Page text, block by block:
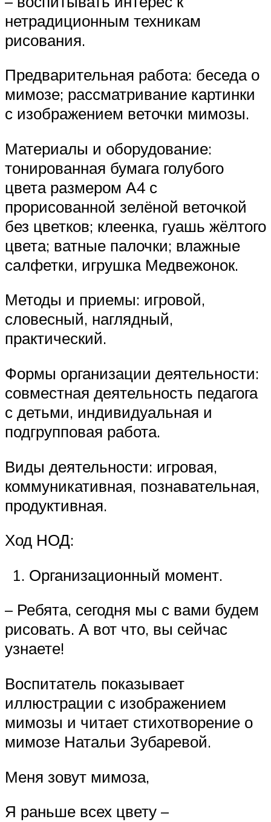
нетрадиционным техникам
рисования.
Предварительная работа: беседа о
мимозе; рассматривание картинки
с изображением веточки мимозы.
Материалы и оборудование:
тонированная бумага голубого
цвета размером А4 с
прорисованной зелёной веточкой
без цветков; клеенка, гуашь жёлтого
цвета; ватные палочки; влажные
салфетки, игрушка Медвежонок.
Методы и приемы: игровой,
словесный, наглядный,
практический.
Формы организации деятельности:
совместная деятельность педагога
с детьми, индивидуальная и
подгрупповая работа.
Виды деятельности: игровая,
коммуникативная, познавательная,
продуктивная.
Ход НОД:
Организационный момент.
– Ребята, сегодня мы с вами будем
рисовать. А вот что, вы сейчас
узнаете!
Воспитатель показывает
иллюстрации с изображением
мимозы и читает стихотворение о
мимозе Натальи Зубаревой.
Меня зовут мимоза,
Я раньше всех цвету –